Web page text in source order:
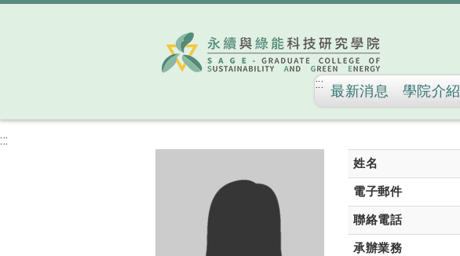
::: 最新消息 學院介紹
:::
姓名
電子郵件
聯絡電話
承辦業務